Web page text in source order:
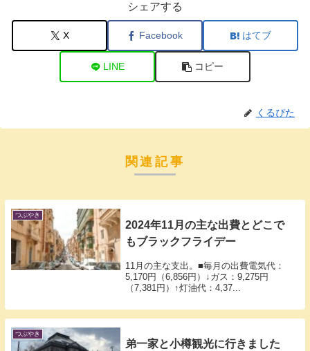
シェアする
X Facebook はてブ
LINE コピー
くるぴた
関連記事
つぶやき
2024年11月の主な出費とどこで
もブラックフライデー
11月の主な支出。■毎月の出費電気代：
5,170円（6,856円）↓ガス：9,275円
（7,381円）↑灯油代：4,37...
つぶやき
弟一家と小樽観光に行きました